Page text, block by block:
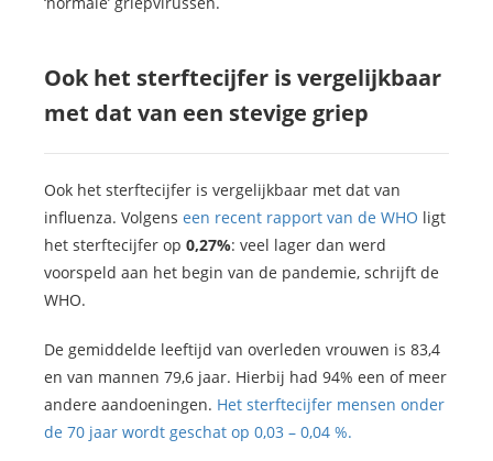
Ook het sterftecijfer is vergelijkbaar
met dat van een stevige griep
Ook het sterftecijfer is vergelijkbaar met dat van
influenza. Volgens een recent rapport van de WHO ligt
het sterftecijfer op 0,27%: veel lager dan werd
voorspeld aan het begin van de pandemie, schrijft de
WHO.
De gemiddelde leeftijd van overleden vrouwen is 83,4
en van mannen 79,6 jaar. Hierbij had 94% een of meer
andere aandoeningen. Het sterftecijfer mensen onder
de 70 jaar wordt geschat op 0,03 – 0,04 %.